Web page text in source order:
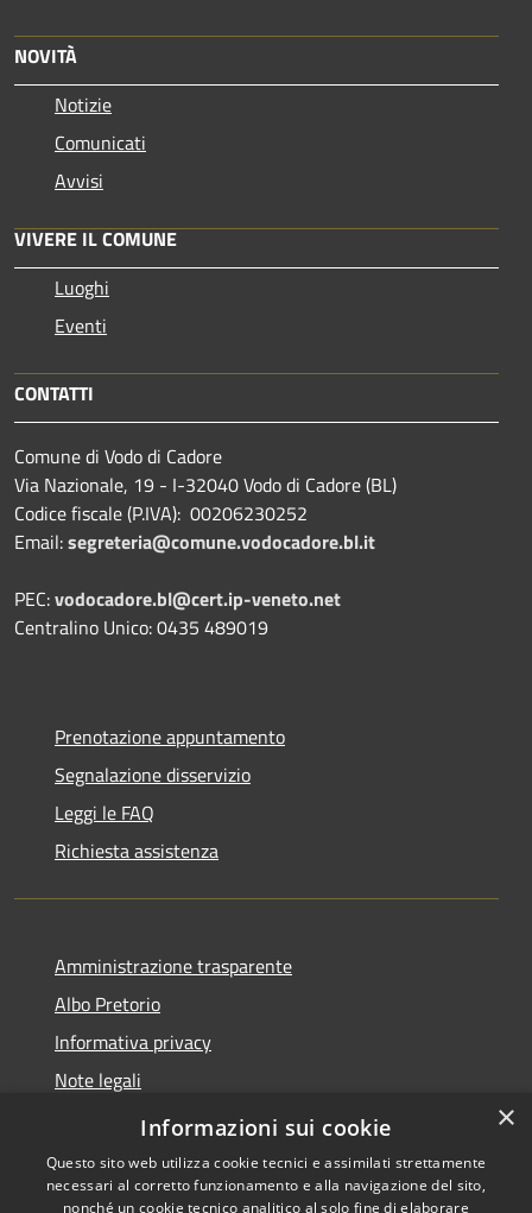
NOVITÀ
Notizie
Comunicati
Avvisi
VIVERE IL COMUNE
Luoghi
Eventi
CONTATTI
Comune di Vodo di Cadore
Via Nazionale, 19 - I-32040 Vodo di Cadore (BL)
Codice fiscale (P.IVA): 00206230252
Email:segreteria@comune.vodocadore.bl.it
PEC:vodocadore.bl@cert.ip-veneto.net
Centralino Unico: 0435 489019
Prenotazione appuntamento
Segnalazione disservizio
Leggi le FAQ
Richiesta assistenza
Amministrazione trasparente
Albo Pretorio
Informativa privacy
Note legali
Dichiarazione di accessibilità
×
Informazioni sui cookie
Questo sito web utilizza cookie tecnici e assimilati strettamente
necessari al corretto funzionamento e alla navigazione del sito,
nonché un cookie tecnico analitico al solo fine di elaborare